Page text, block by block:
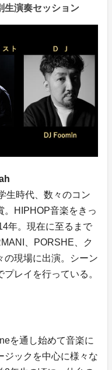
生演奏セッション
生時代、数々のコン
。HIPHOP音楽をきっ
年。現在に至るまで
、PORSHE、ク
の現場に出演。シーン
レイを行っている。
を通し始めて音楽に
ジックを中心に様々な